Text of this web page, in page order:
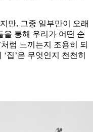
만, 그중 일부만이 오래
을 통해 우리가 어떤 순
럼 느끼는지 조용히 되
집’은 무엇인지 천천히